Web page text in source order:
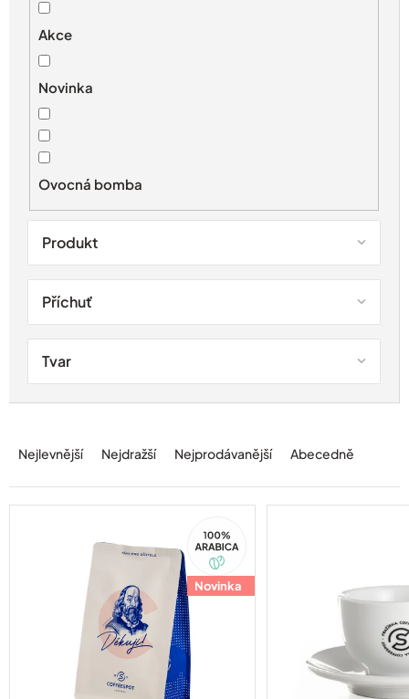
e
n
Nejlevnější Nejdražší Nejprodávanější Abecedně
Akce
Novinka
Ovocná bomba
Produkt
Příchuť
Tvar
Novinka
Arabica